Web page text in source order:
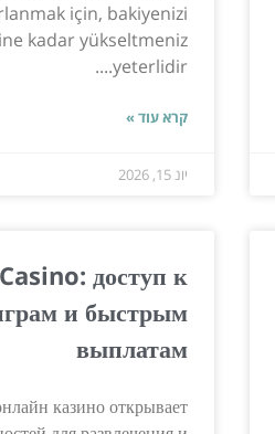
için, bakiyenizi
kadar yükseltmeniz
yeterlidir....
קרא עוד »
יונ 15, 2026
доступ к
и быстрым
выплатам
казино открывает